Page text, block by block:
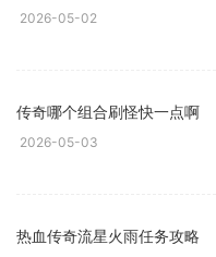
2026-05-02
传奇哪个组合刷怪快一点啊
2026-05-03
热血传奇流星火雨任务攻略